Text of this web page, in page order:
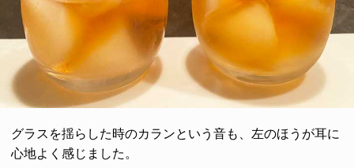
グラスを揺らした時のカランという音も、左のほうが耳に
心地よく感じました。